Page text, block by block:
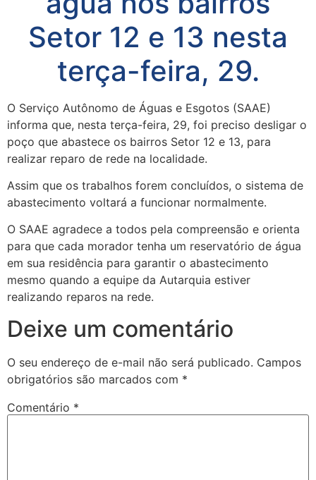
Setor 12 e 13 nesta
terça-feira, 29.
O Serviço Autônomo de Águas e Esgotos (SAAE)
informa que, nesta terça-feira, 29, foi preciso desligar o
poço que abastece os bairros Setor 12 e 13, para
realizar reparo de rede na localidade.
Assim que os trabalhos forem concluídos, o sistema de
abastecimento voltará a funcionar normalmente.
O SAAE agradece a todos pela compreensão e orienta
para que cada morador tenha um reservatório de água
em sua residência para garantir o abastecimento
mesmo quando a equipe da Autarquia estiver
realizando reparos na rede.
Deixe um comentário
O seu endereço de e-mail não será publicado. Campos
obrigatórios são marcados com *
Comentário *